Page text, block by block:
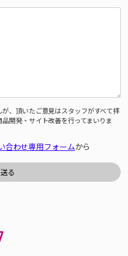
、頂いたご意見はスタッフがすべて拝
開発・サイト改善を行ってまいりま
合わせ専用フォームから